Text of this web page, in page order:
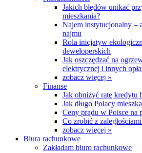
Jakich błędów unikać
mieszkania?
Najem instytucjonalny –
najmu
Rola inicjatyw
deweloperskich
Jak oszczędzać na
elektrycznej i innych
zobacz więcej »
Finanse
Jak obniżyć ratę kredytu
Jak długo Polacy
Ceny prądu w Polsce na
Co zrobić z
zobacz więcej »
Biura rachunkowe
Zakładam biuro rachunkowe